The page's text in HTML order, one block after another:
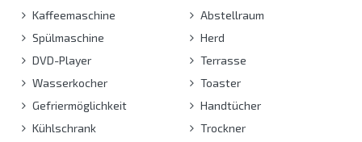
Kaffeemaschine
Spülmaschine
DVD-Player
Wasserkocher
Gefriermöglichkeit
Kühlschrank
Abstellraum
Herd
Terrasse
Toaster
Handtücher
Trockner